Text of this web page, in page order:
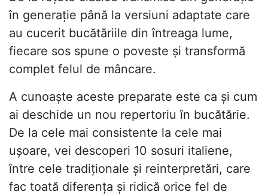
în generație până la versiuni adaptate care
au cucerit bucătăriile din întreaga lume,
fiecare sos spune o poveste și transformă
complet felul de mâncare.
A cunoaște aceste preparate este ca și cum
ai deschide un nou repertoriu în bucătărie.
De la cele mai consistente la cele mai
ușoare, vei descoperi 10 sosuri italiene,
între cele tradiționale și reinterpretări, care
fac toată diferența și ridică orice fel de